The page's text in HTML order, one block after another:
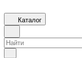
Каталог